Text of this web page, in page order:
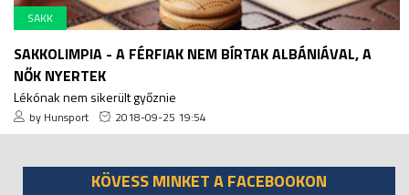
SAKK
SAKKOLIMPIA - A FÉRFIAK NEM BÍRTAK ALBÁNIÁVAL, A
NŐK NYERTEK
Lékónak nem sikerült győznie
by Hunsport 2018-09-25 19:54
KÖVESS MINKET A FACEBOOKON